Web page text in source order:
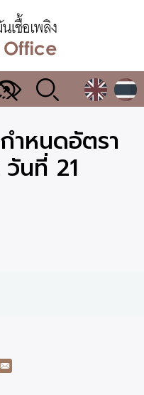
ลี่ยน
สดงำหนดอัตรา
นที่ 21